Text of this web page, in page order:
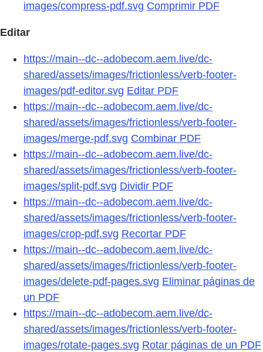
images/compress-pdf.svg Comprimir PDF
Editar
https://main--dc--adobecom.aem.live/dc-
shared/assets/images/frictionless/verb-footer-
images/pdf-editor.svg Editar PDF
https://main--dc--adobecom.aem.live/dc-
shared/assets/images/frictionless/verb-footer-
images/merge-pdf.svg Combinar PDF
https://main--dc--adobecom.aem.live/dc-
shared/assets/images/frictionless/verb-footer-
images/split-pdf.svg Dividir PDF
https://main--dc--adobecom.aem.live/dc-
shared/assets/images/frictionless/verb-footer-
images/crop-pdf.svg Recortar PDF
https://main--dc--adobecom.aem.live/dc-
shared/assets/images/frictionless/verb-footer-
images/delete-pdf-pages.svg Eliminar páginas de
un PDF
https://main--dc--adobecom.aem.live/dc-
shared/assets/images/frictionless/verb-footer-
images/rotate-pages.svg Rotar páginas de un PDF